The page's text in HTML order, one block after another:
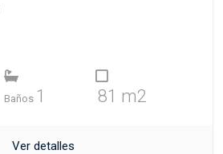
Baños 1 81 m2
Ver detalles